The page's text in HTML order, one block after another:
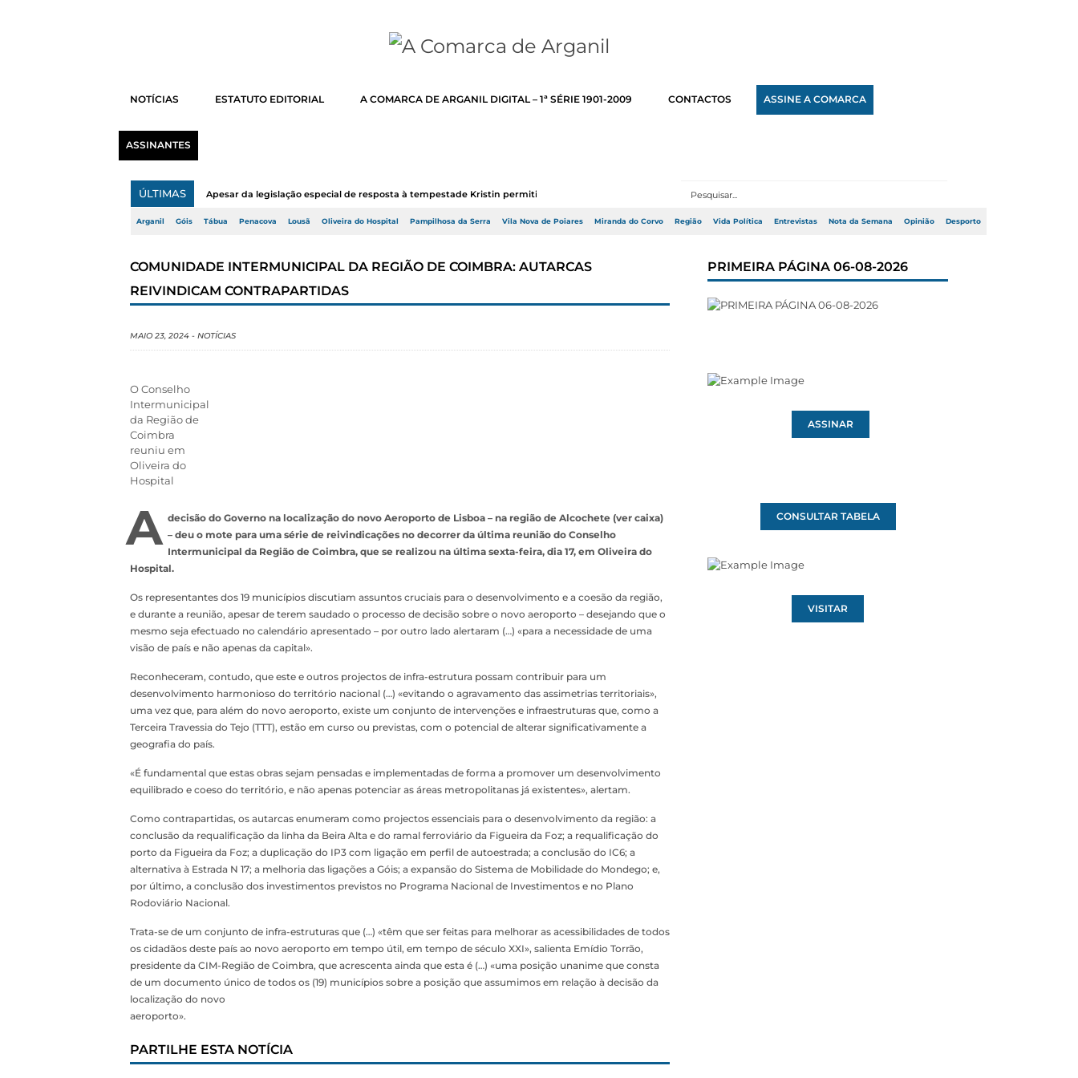
NOTÍCIAS ESTATUTO EDITORIAL A COMARCA DE ARGANIL DIGITAL – 1ª SÉRIE 1901-2009 CONTACTOS ASSINE A COMARCA
ASSINANTES
ÚLTIMAS Apesar da legislação especial de resposta à tempestade Kristin permitir a adj...
Arganil Góis Tábua Penacova Lousã Oliveira do Hospital Pampilhosa da Serra Vila Nova de Poiares Miranda do Corvo Região Vida Política Entrevistas Nota da Semana Opinião Desporto
COMUNIDADE INTERMUNICIPAL DA REGIÃO DE COIMBRA: AUTARCAS
REIVINDICAM CONTRAPARTIDAS
MAIO 23, 2024 - NOTÍCIAS
O Conselho
Intermunicipal
da Região de
Coimbra
reuniu em
Oliveira do
Hospital
A decisão do Governo na localização do novo Aeroporto de Lisboa – na região de Alcochete (ver caixa)
– deu o mote para uma série de reivindicações no decorrer da última reunião do Conselho
Intermunicipal da Região de Coimbra, que se realizou na última sexta-feira, dia 17, em Oliveira do
Hospital.
Os representantes dos 19 municípios discutiam assuntos cruciais para o desenvolvimento e a coesão da região,
e durante a reunião, apesar de terem saudado o processo de decisão sobre o novo aeroporto – desejando que o
mesmo seja efectuado no calendário apresentado – por outro lado alertaram (…) «para a necessidade de uma
visão de país e não apenas da capital».
Reconheceram, contudo, que este e outros projectos de infra-estrutura possam contribuir para um
desenvolvimento harmonioso do território nacional (…) «evitando o agravamento das assimetrias territoriais»,
uma vez que, para além do novo aeroporto, existe um conjunto de intervenções e infraestruturas que, como a
Terceira Travessia do Tejo (TTT), estão em curso ou previstas, com o potencial de alterar significativamente a
geografia do país.
«É fundamental que estas obras sejam pensadas e implementadas de forma a promover um desenvolvimento
equilibrado e coeso do território, e não apenas potenciar as áreas metropolitanas já existentes», alertam.
Como contrapartidas, os autarcas enumeram como projectos essenciais para o desenvolvimento da região: a
conclusão da requalificação da linha da Beira Alta e do ramal ferroviário da Figueira da Foz; a requalificação do
porto da Figueira da Foz; a duplicação do IP3 com ligação em perfil de autoestrada; a conclusão do IC6; a
alternativa à Estrada N 17; a melhoria das ligações a Góis; a expansão do Sistema de Mobilidade do Mondego; e,
por último, a conclusão dos investimentos previstos no Programa Nacional de Investimentos e no Plano
Rodoviário Nacional.
Trata-se de um conjunto de infra-estruturas que (…) «têm que ser feitas para melhorar as acessibilidades de todos
os cidadãos deste país ao novo aeroporto em tempo útil, em tempo de século XXI», salienta Emídio Torrão,
presidente da CIM-Região de Coimbra, que acrescenta ainda que esta é (…) «uma posição unanime que consta
de um documento único de todos os (19) municípios sobre a posição que assumimos em relação à decisão da
localização do novo
aeroporto».
PARTILHE ESTA NOTÍCIA
PRIMEIRA PÁGINA 06-08-2026
ASSINAR
CONSULTAR TABELA
VISITAR